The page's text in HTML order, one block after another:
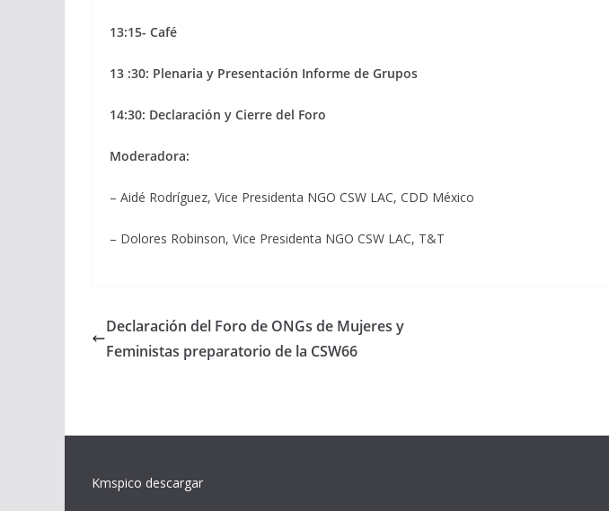
13:15- Café
13 :30: Plenaria y Presentación Informe de Grupos
14:30: Declaración y Cierre del Foro
Moderadora:
– Aidé Rodríguez, Vice Presidenta NGO CSW LAC, CDD México
– Dolores Robinson, Vice Presidenta NGO CSW LAC, T&T
Declaración del Foro de ONGs de Mujeres y
Feministas preparatorio de la CSW66
Kmspico descargar